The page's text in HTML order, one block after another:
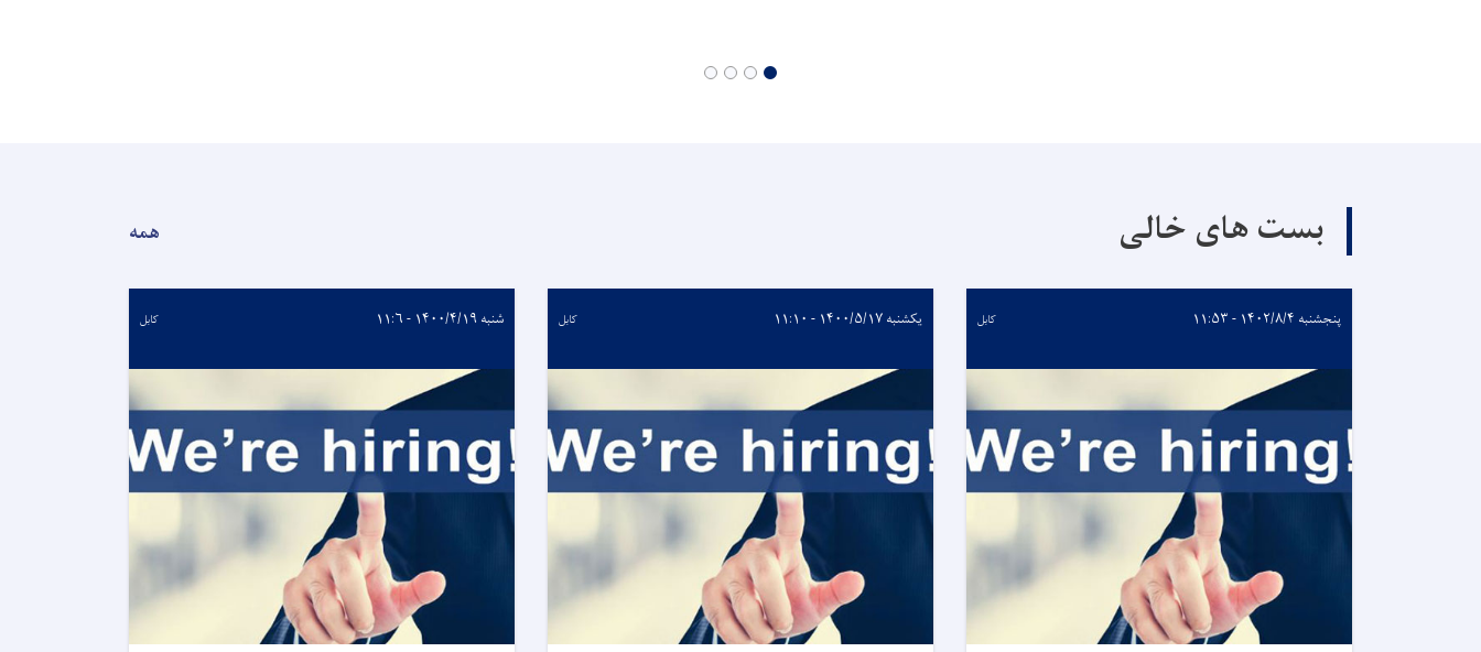
بست های خالی همه
پنجشنبه ۱۴۰۲/۸/۴ - ۱۱:۵۳ کابل یکشنبه ۱۴۰۰/۵/۱۷ - ۱۱:۱۰ کابل شنبه ۱۴۰۰/۴/۱۹ - ۱۱:۶ کابل